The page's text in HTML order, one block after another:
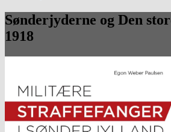
Sønderjyderne og Den
1918